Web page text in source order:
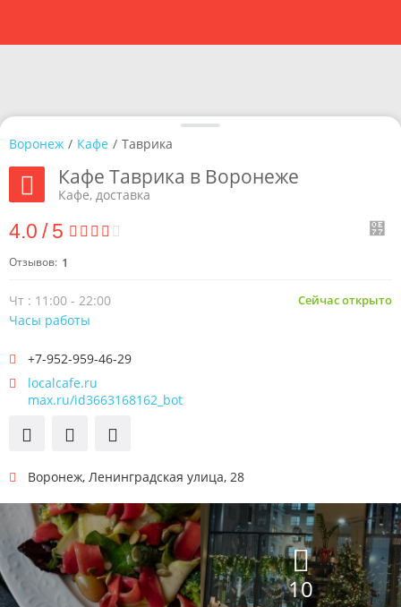
10
Воронеж / Кафе / Таврика
Кафе Таврика в Воронеже
Кафе, доставка
4.0 / 5
Отзывов: 1
+7-952-959-46-29
localcafe.ru
max.ru/id3663168162_bot
Воронеж, Ленинградская улица, 28
Сейчас открыто
Чт : 11:00 - 22:00
Часы работы